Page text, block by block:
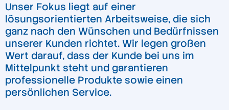
Unser Fokus liegt auf einer
lösungsorientierten Arbeitsweise, die sich
ganz nach den Wünschen und Bedürfnissen
unserer Kunden richtet. Wir legen großen
Wert darauf, dass der Kunde bei uns im
Mittelpunkt steht und garantieren
professionelle Produkte sowie einen
persönlichen Service.